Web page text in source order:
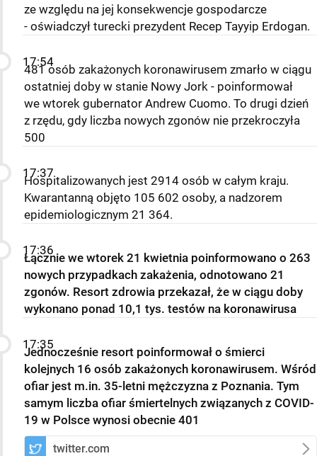
ze względu na jej konsekwencje gospodarcze
- oświadczył turecki prezydent Recep Tayyip Erdogan.
17:54
481 osób zakażonych koronawirusem zmarło w ciągu
ostatniej doby w stanie Nowy Jork - poinformował
we wtorek gubernator Andrew Cuomo. To drugi dzień
z rzędu, gdy liczba nowych zgonów nie przekroczyła
500
17:37
Hospitalizowanych jest 2914 osób w całym kraju.
Kwarantanną objęto 105 602 osoby, a nadzorem
epidemiologicznym 21 364.
17:36
Łącznie we wtorek 21 kwietnia poinformowano o 263
nowych przypadkach zakażenia, odnotowano 21
zgonów. Resort zdrowia przekazał, że w ciągu doby
wykonano ponad 10,1 tys. testów na koronawirusa
17:35
Jednocześnie resort poinformował o śmierci
kolejnych 16 osób zakażonych koronawirusem. Wśród
ofiar jest m.in. 35-letni mężczyzna z Poznania. Tym
samym liczba ofiar śmiertelnych związanych z COVID-
19 w Polsce wynosi obecnie 401
twitter.com